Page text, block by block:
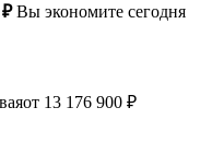
₽Вы экономите сегодня
от 13 176 900 ₽